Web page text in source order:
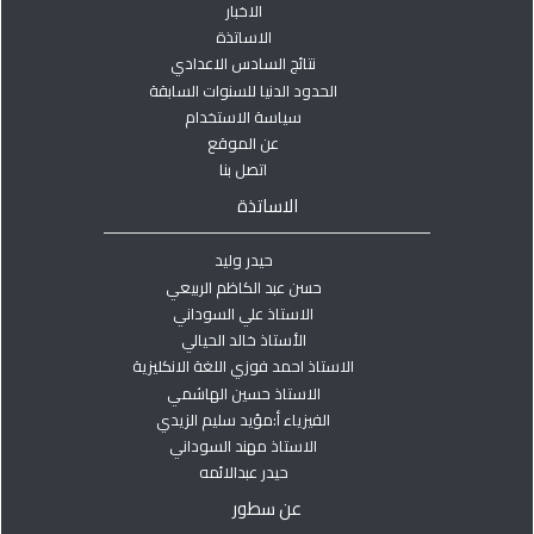
الاخبار
الاساتذة
نتائج السادس الاعدادي
الحدود الدنيا للسنوات السابقة
سياسة الاستخدام
عن الموقع
اتصل بنا
الاساتذة
حيدر وليد
حسن عبد الكاظم الربيعي
الاستاذ علي السوداني
الأستاذ خالد الحيالي
الاستاذ احمد فوزي اللغة الانكليزية
الاستاذ حسين الهاشمي
الفيزياء أ:مؤيد سليم الزيدي
الاستاذ مهند السوداني
حيدر عبدالائمه
عن سطور